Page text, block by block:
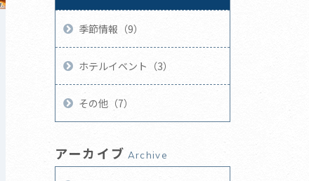
季節情報（9）
ホテルイベント（3）
その他（7）
アーカイブ Archive